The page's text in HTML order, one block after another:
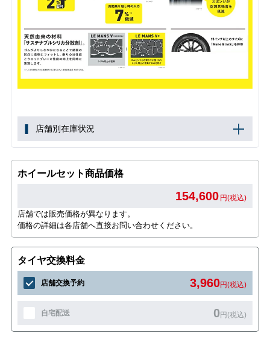
店舗別在庫状況
ホイールセット商品価格
154,600 円(税込)
店舗では販売価格が異なります。
価格の詳細は各店舗へ直接お問い合わせください。
タイヤ交換料金
店舗交換予約 3,960円(税込)
自宅配送 0円(税込)